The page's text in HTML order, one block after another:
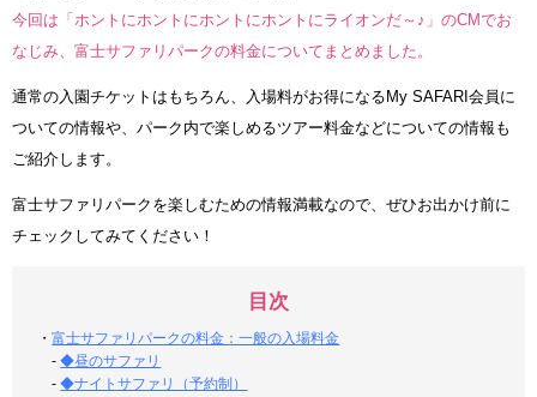
今回は「ホントにホントにホントにホントにライオンだ～♪」のCMでお
なじみ、富士サファリパークの料金についてまとめました。
通常の入園チケットはもちろん、入場料がお得になるMy SAFARI会員に
ついての情報や、パーク内で楽しめるツアー料金などについての情報も
ご紹介します。
富士サファリパークを楽しむための情報満載なので、ぜひお出かけ前に
チェックしてみてください！
目次
・富士サファリパークの料金：一般の入場料金
-◆昼のサファリ
-◆ナイトサファリ（予約制）